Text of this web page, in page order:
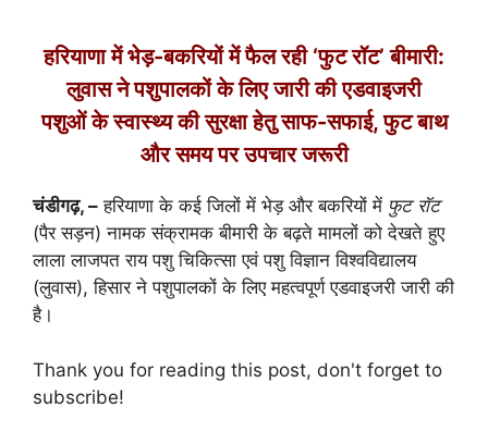
हरियाणा में भेड़-बकरियों में फैल रही ‘फुट रॉट’ बीमारी:
लुवास ने पशुपालकों के लिए जारी की एडवाइजरी
पशुओं के स्वास्थ्य की सुरक्षा हेतु साफ-सफाई, फुट बाथ
और समय पर उपचार जरूरी
चंडीगढ़, – हरियाणा के कई जिलों में भेड़ और बकरियों में फुट रॉट
(पैर सड़न) नामक संक्रामक बीमारी के बढ़ते मामलों को देखते हुए
लाला लाजपत राय पशु चिकित्सा एवं पशु विज्ञान विश्वविद्यालय
(लुवास), हिसार ने पशुपालकों के लिए महत्वपूर्ण एडवाइजरी जारी की
है।
Thank you for reading this post, don't forget to
subscribe!